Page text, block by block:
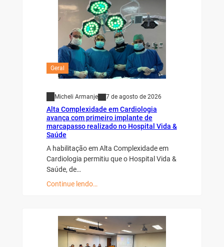
Geral
Micheli Armanje 7 de agosto de 2026
Alta Complexidade em Cardiologia
avança com primeiro implante de
marcapasso realizado no Hospital Vida &
Saúde
A habilitação em Alta Complexidade em
Cardiologia permitiu que o Hospital Vida &
Saúde, de…
Continue lendo…